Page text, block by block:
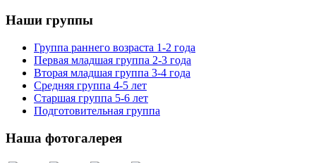
Наши группы
Группа раннего возраста 1-2 года
Первая младшая группа 2-3 года
Вторая младшая группа 3-4 года
Средняя группа 4-5 лет
Старшая группа 5-6 лет
Подготовительная группа
Наша фотогалерея